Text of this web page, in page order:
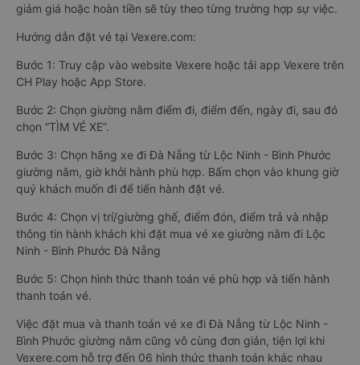
giảm giá hoặc hoàn tiền sẽ tùy theo từng trường hợp sự việc.
Hướng dẫn đặt vé tại Vexere.com:
Bước 1: Truy cập vào website Vexere hoặc tải app Vexere trên
CH Play hoặc App Store.
Bước 2: Chọn giường nằm điểm đi, điểm đến, ngày đi, sau đó
chọn “TÌM VÉ XE”.
Bước 3: Chọn hãng xe đi Đà Nẵng từ Lộc Ninh - Bình Phước
giường nằm, giờ khởi hành phù hợp. Bấm chọn vào khung giờ
quý khách muốn đi để tiến hành đặt vé.
Bước 4: Chọn vị trí/giường ghế, điểm đón, điểm trả và nhập
thông tin hành khách khi đặt mua vé xe giường nằm đi Lộc
Ninh - Bình Phước Đà Nẵng
Bước 5: Chọn hình thức thanh toán vé phù hợp và tiến hành
thanh toán vé.
Việc đặt mua và thanh toán vé xe đi Đà Nẵng từ Lộc Ninh -
Bình Phước giường nằm cũng vô cùng đơn giản, tiện lợi khi
Vexere.com hỗ trợ đến 06 hình thức thanh toán khác nhau